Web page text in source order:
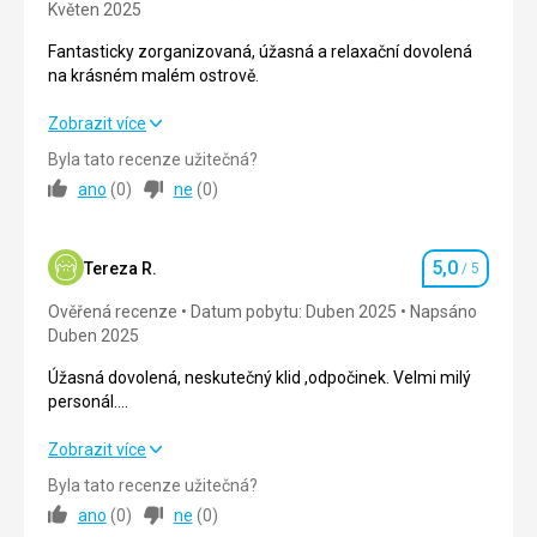
Květen 2025
Fantasticky zorganizovaná, úžasná a relaxační dovolená
na krásném malém ostrově.
Fantasticky zorganizovaná, úžasná a relaxační dovolená
Strava
Okolí 5,0/ 5
Služby
Cena 5,0/ 5
Pláž
Oceán je jen pár kroků od každé vily. Voda je křišťálově
čistá, divoká zvěř bohatá. Velmi málo lidí, vůbec žádné
přeplněné místo.
Zobrazit více
Byla tato recenze užitečná?
ano (0) ne (0)
Tereza R. Hodnocení
5,0 / 5
Ověřená recenze Datum pobytu: Duben 2025
Napsáno
Duben 2025
Úžasná dovolená, neskutečný klid ,odpočinek. Velmi milý
personál.
Úžasná dovolená, neskutečný klid ,odpočinek. Velmi milý
Nádherná příroda.
Zobrazit více
Byla tato recenze užitečná?
ano (0) ne (0)